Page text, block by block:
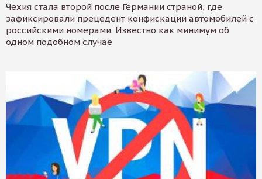
Чехия стала второй после Германии страной, где
зафиксировали прецедент конфискации автомобилей с
российскими номерами. Известно как минимум об
одном подобном случае